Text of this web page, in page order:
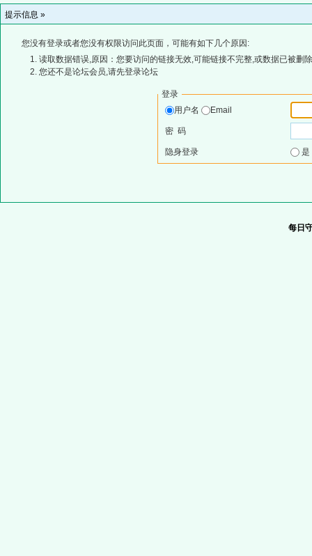
提示信息 »
您没有登录或者您没有权限访问此页面，可能有如下几个原因:
读取数据错误,原因：您要访问的链接无效,可能链接不完整,或数据已被删
您还不是论坛会员,请先登录论坛
登录
用户名
Email
密 码
隐身登录
每日